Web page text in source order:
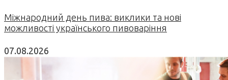
Міжнародний день пива: виклики та нові
можливості українського пивоваріння
07.08.2026